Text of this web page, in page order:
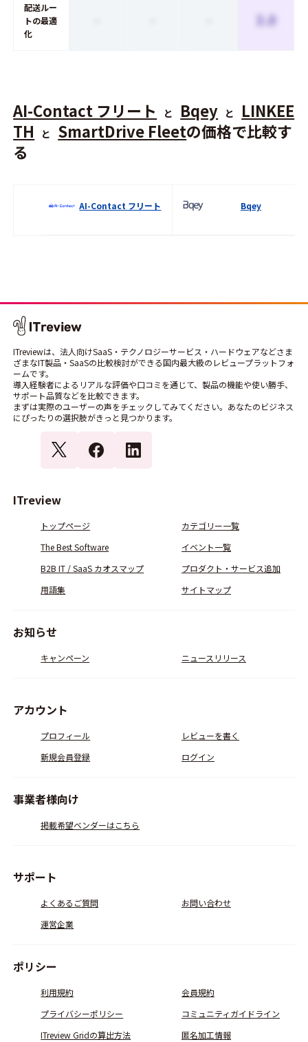
配送ルー
トの最適
化
3.0
AI-Contact フリート と Bqey と
LINKEE
TH
と SmartDrive Fleetの価格で比較す
る
AI-Contact フリート Bqey
ITreviewは、法人向けSaaS・テクノロジーサービス・ハードウェアなどさま
ざまなIT製品・SaaSの比較検討ができる国内最大級のレビュープラットフォ
ームです。
導入経験者によるリアルな評価や口コミを通じて、製品の機能や使い勝手、
サポート品質などを比較できます。
まずは実際のユーザーの声をチェックしてみてください。あなたのビジネス
にぴったりの選択肢がきっと見つかります。
ITreview
トップページ
カテゴリー一覧
The Best Software
イベント一覧
B2B IT / SaaS カオスマップ
プロダクト・サービス追加
用語集
サイトマップ
お知らせ
キャンペーン ニュースリリース
アカウント
プロフィール
レビューを書く
新規会員登録
ログイン
事業者様向け
掲載希望ベンダーはこちら
サポート
よくあるご質問
お問い合わせ
運営企業
ポリシー
利用規約
会員規約
プライバシーポリシー
コミュニティガイドライン
ITreview Gridの算出方法
匿名加工情報